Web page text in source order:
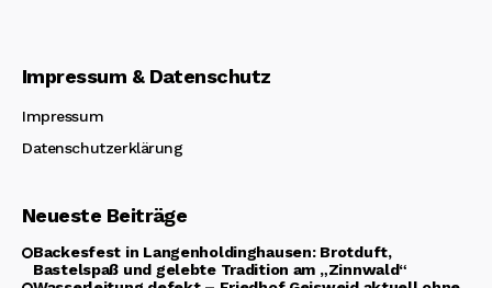
Impressum & Datenschutz
Impressum
Datenschutzerklärung
Neueste Beiträge
Backesfest in Langenholdinghausen: Brotduft,
Bastelspaß und gelebte Tradition am „Zinnwald“